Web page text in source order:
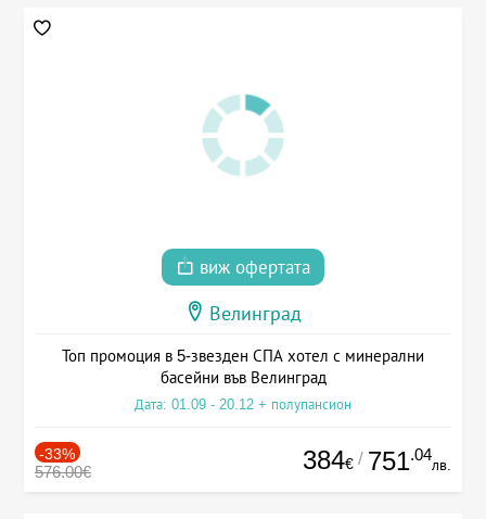
виж офертата
Велинград
Топ промоция в 5-звезден СПА хотел с минерални
басейни във Велинград
Дата: 01.09 - 20.12 + полупансион
-33%
576.00€ 384€ / 751.04
лв.